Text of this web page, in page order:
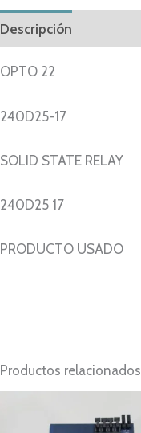
Descripción
OPTO 22
240D25-17
SOLID STATE RELAY
240D25 17
PRODUCTO USADO
Productos relacionados